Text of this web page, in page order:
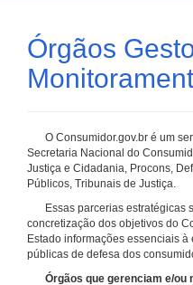
Órgãos
O Consumidor.gov.br é um
Secretaria Nacional do
Justiça e Cidadania, Procons,
Públicos, Tribunais de Justiça.
Essas parcerias estratégicas
concretização dos objetivos do
Estado informações essenciais
públicas de defesa dos
Órgãos que gerenciam e/ou